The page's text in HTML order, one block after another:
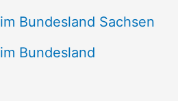
Bundesland Sachsen
Bundesland